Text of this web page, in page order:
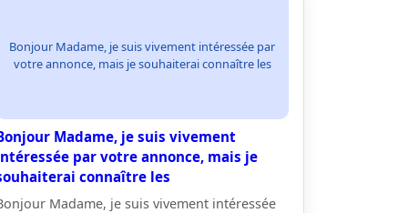
Bonjour Madame, je suis vivement intéressée par
votre annonce, mais je souhaiterai connaître les
Madame, je suis vivement
par votre annonce, mais je
connaître les
Madame, je suis vivement intéressée